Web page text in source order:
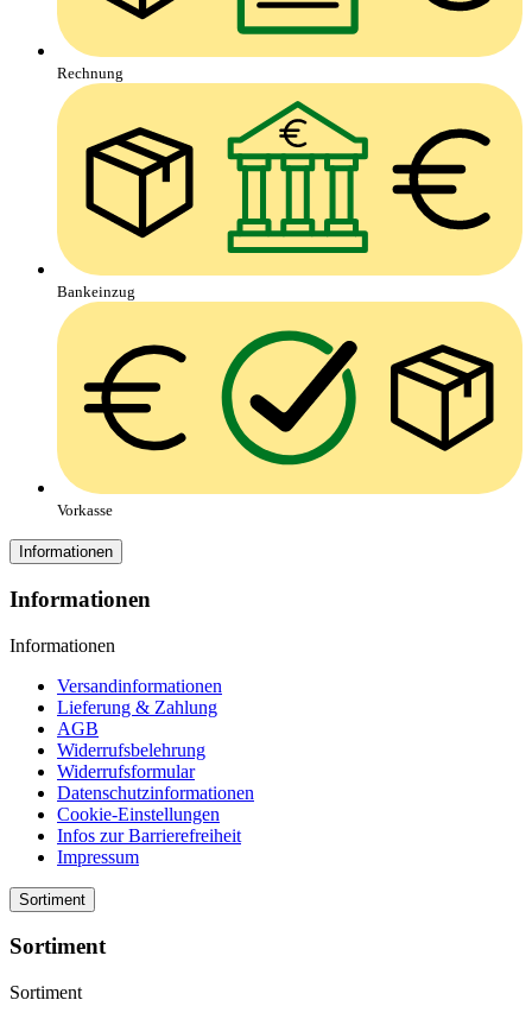
Rechnung
Bankeinzug
Vorkasse
Informationen
Informationen
Informationen
Versandinformationen
Lieferung & Zahlung
AGB
Widerrufsbelehrung
Widerrufsformular
Datenschutzinformationen
Cookie-Einstellungen
Infos zur Barrierefreiheit
Impressum
Sortiment
Sortiment
Sortiment